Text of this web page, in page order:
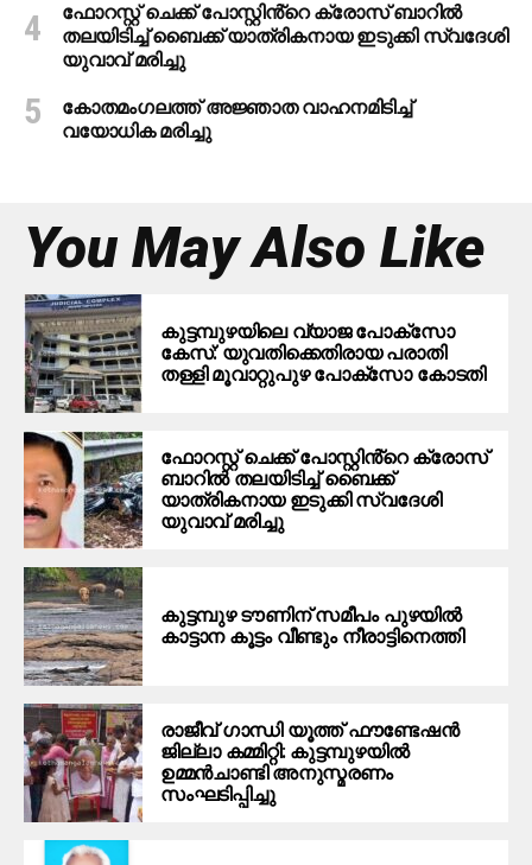
ഫോറസ്റ്റ് ചെക്ക് പോസ്റ്റിൻ്റെ ക്രോസ് ബാറില്‍
തലയിടിച്ച് ബൈക്ക് യാത്രികനായ ഇടുക്കി സ്വദേശി
യുവാവ് മരിച്ചു
കോതമംഗലത്ത് അജ്ഞാത വാഹനമിടിച്ച്
വയോധിക മരിച്ചു
You May Also Like
കുട്ടമ്പുഴയിലെ വ്യാജ പോക്‌സോ
കേസ്: യുവതിക്കെതിരായ പരാതി
തള്ളി മൂവാറ്റുപുഴ പോക്‌സോ കോടതി
ഫോറസ്റ്റ് ചെക്ക് പോസ്റ്റിൻ്റെ ക്രോസ്
ബാറില്‍ തലയിടിച്ച് ബൈക്ക്
യാത്രികനായ ഇടുക്കി സ്വദേശി
യുവാവ് മരിച്ചു
കുട്ടമ്പുഴ ടൗണിന് സമീപം പുഴയിൽ
കാട്ടാന കൂട്ടം വീണ്ടും നീരാട്ടിനെത്തി
രാജീവ് ഗാന്ധി യൂത്ത് ഫൗണ്ടേഷൻ
ജില്ലാ കമ്മിറ്റി: കുട്ടമ്പുഴയിൽ
ഉമ്മൻചാണ്ടി അനുസ്മരണം
സംഘടിപ്പിച്ചു